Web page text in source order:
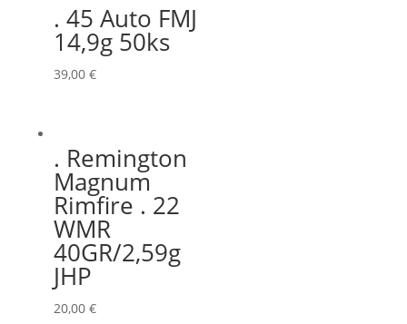
. 45 Auto FMJ
14,9g 50ks
39,00 €
. Remington
Magnum
Rimfire . 22
WMR
40GR/2,59g
JHP
20,00 €